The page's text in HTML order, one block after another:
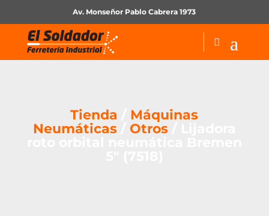
Av. Monseñor Pablo Cabrera 1973
Tienda
Máquinas
Neumáticas/ Otros/ Lijadora